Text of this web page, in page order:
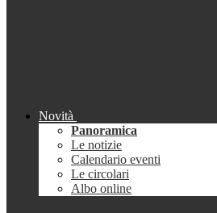
Novità
Panoramica
Le notizie
Calendario eventi
Le circolari
Albo online